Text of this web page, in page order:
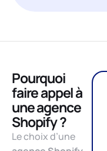
Pourquoi
faire appel à
une agence
Shopify ?
Le choix d’une